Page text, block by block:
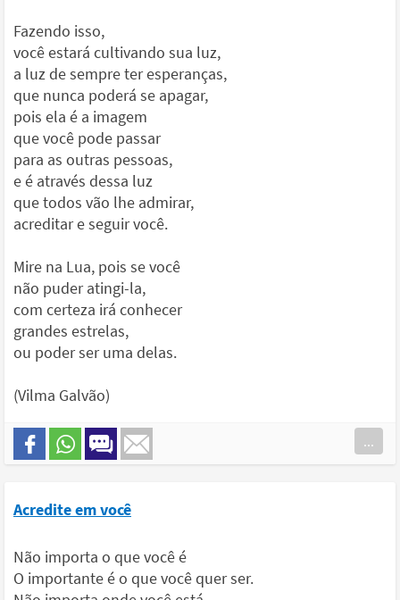
Fazendo isso,
você estará cultivando sua luz,
a luz de sempre ter esperanças,
que nunca poderá se apagar,
pois ela é a imagem
que você pode passar
para as outras pessoas,
e é através dessa luz
que todos vão lhe admirar,
acreditar e seguir você.
Mire na Lua, pois se você
não puder atingi-la,
com certeza irá conhecer
grandes estrelas,
ou poder ser uma delas.
(Vilma Galvão)
...
Acredite em você
Não importa o que você é
O importante é o que você quer ser.